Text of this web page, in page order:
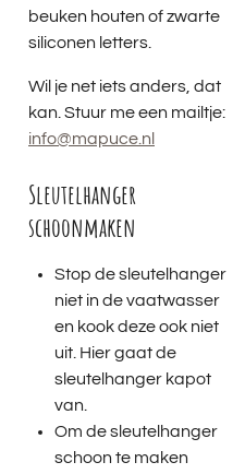
beuken houten of zwarte
siliconen letters.
Wil je net iets anders, dat
kan. Stuur me een mailtje:
info@mapuce.nl
Sleutelhanger
schoonmaken
Stop de sleutelhanger
niet in de vaatwasser
en kook deze ook niet
uit. Hier gaat de
sleutelhanger kapot
van.
Om de sleutelhanger
schoon te maken